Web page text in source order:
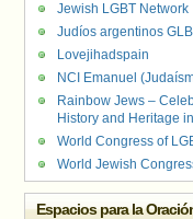
Jewish LGBT Network
Judíos argentinos
Lovejihadspain
NCI Emanuel
Rainbow Jews –
History and Heritage
World Congress of
World Jewish
Espacios para la